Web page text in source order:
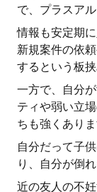
で、プラスア
情報も安定期
新規案件の依
するという板挟
一方で、自分
ティや弱い立
ちも強くありま
自分だって子
り、自分が倒
近の友人の不